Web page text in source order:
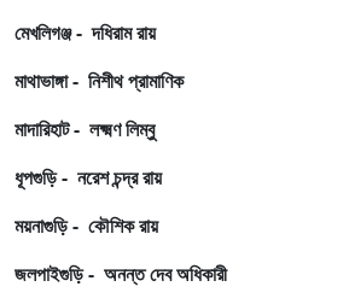
মেখলিগঞ্জ - দধিরাম রায়
মাথাভাঙ্গা - নিশীথ প্রামাণিক
মাদারিহাট - লক্ষ্মণ লিম্বু
ধূপগুড়ি - নরেশ চন্দ্র রায়
ময়নাগুড়ি - কৌশিক রায়
জলপাইগুড়ি - অনন্ত দেব অধিকারী